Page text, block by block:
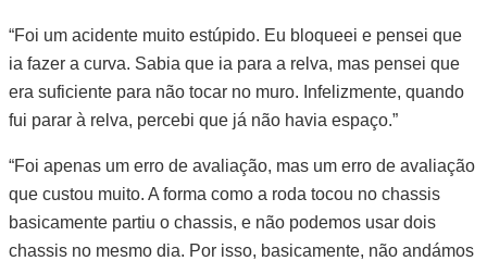
“Foi um acidente muito estúpido. Eu bloqueei e pensei que
ia fazer a curva. Sabia que ia para a relva, mas pensei que
era suficiente para não tocar no muro. Infelizmente, quando
fui parar à relva, percebi que já não havia espaço.”
“Foi apenas um erro de avaliação, mas um erro de avaliação
que custou muito. A forma como a roda tocou no chassis
basicamente partiu o chassis, e não podemos usar dois
chassis no mesmo dia. Por isso, basicamente, não andámos